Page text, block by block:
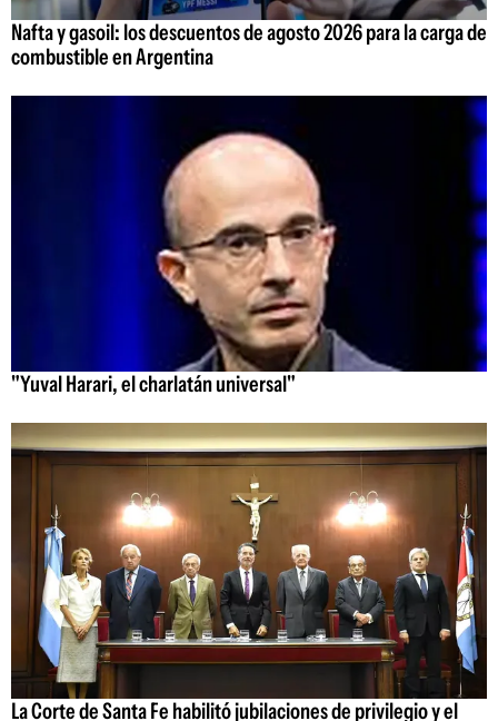
Nafta y gasoil: los descuentos de agosto 2026 para la carga de
combustible en Argentina
"Yuval Harari, el charlatán universal"
La Corte de Santa Fe habilitó jubilaciones de privilegio y el